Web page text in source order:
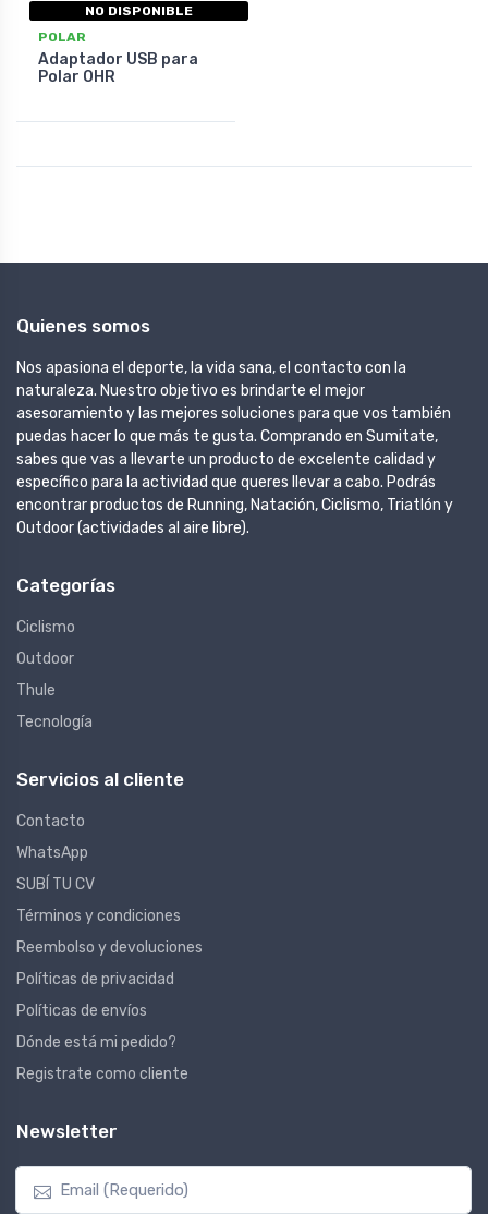
NO DISPONIBLE
POLAR
Adaptador USB para
Polar OHR
Quienes somos
Nos apasiona el deporte, la vida sana, el contacto con la
naturaleza. Nuestro objetivo es brindarte el mejor
asesoramiento y las mejores soluciones para que vos también
puedas hacer lo que más te gusta. Comprando en Sumitate,
sabes que vas a llevarte un producto de excelente calidad y
específico para la actividad que queres llevar a cabo. Podrás
encontrar productos de Running, Natación, Ciclismo, Triatlón y
Outdoor (actividades al aire libre).
Categorías
Ciclismo
Outdoor
Thule
Tecnología
Servicios al cliente
Contacto
WhatsApp
SUBÍ TU CV
Términos y condiciones
Reembolso y devoluciones
Políticas de privacidad
Políticas de envíos
Dónde está mi pedido?
Registrate como cliente
Newsletter